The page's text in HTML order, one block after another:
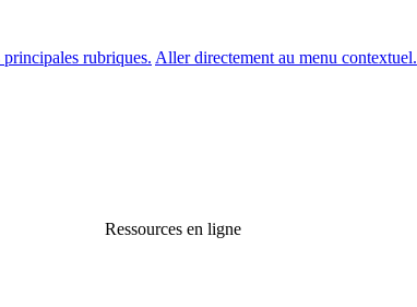
rubriques. Aller directement au menu contextuel.
Ressources en ligne